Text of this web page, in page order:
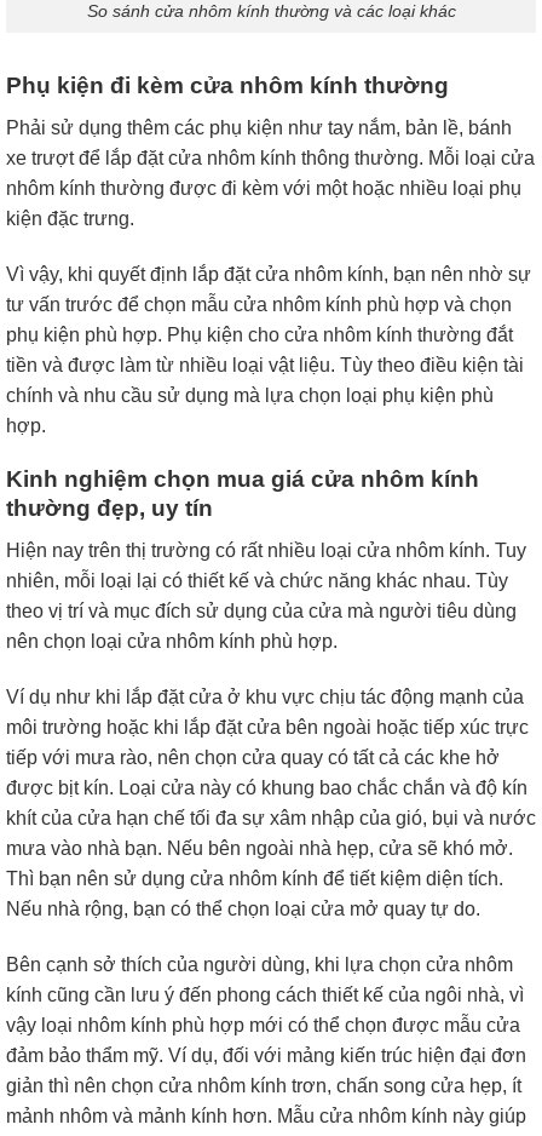
So sánh cửa nhôm kính thường và các loại khác
Phụ kiện đi kèm cửa nhôm kính thường
Phải sử dụng thêm các phụ kiện như tay nắm, bản lề, bánh
xe trượt để lắp đặt cửa nhôm kính thông thường. Mỗi loại cửa
nhôm kính thường được đi kèm với một hoặc nhiều loại phụ
kiện đặc trưng.
Vì vậy, khi quyết định lắp đặt cửa nhôm kính, bạn nên nhờ sự
tư vấn trước để chọn mẫu cửa nhôm kính phù hợp và chọn
phụ kiện phù hợp. Phụ kiện cho cửa nhôm kính thường đắt
tiền và được làm từ nhiều loại vật liệu. Tùy theo điều kiện tài
chính và nhu cầu sử dụng mà lựa chọn loại phụ kiện phù
hợp.
Kinh nghiệm chọn mua giá cửa nhôm kính
thường đẹp, uy tín
Hiện nay trên thị trường có rất nhiều loại cửa nhôm kính. Tuy
nhiên, mỗi loại lại có thiết kế và chức năng khác nhau. Tùy
theo vị trí và mục đích sử dụng của cửa mà người tiêu dùng
nên chọn loại cửa nhôm kính phù hợp.
Ví dụ như khi lắp đặt cửa ở khu vực chịu tác động mạnh của
môi trường hoặc khi lắp đặt cửa bên ngoài hoặc tiếp xúc trực
tiếp với mưa rào, nên chọn cửa quay có tất cả các khe hở
được bịt kín. Loại cửa này có khung bao chắc chắn và độ kín
khít của cửa hạn chế tối đa sự xâm nhập của gió, bụi và nước
mưa vào nhà bạn. Nếu bên ngoài nhà hẹp, cửa sẽ khó mở.
Thì bạn nên sử dụng cửa nhôm kính để tiết kiệm diện tích.
Nếu nhà rộng, bạn có thể chọn loại cửa mở quay tự do.
Bên cạnh sở thích của người dùng, khi lựa chọn cửa nhôm
kính cũng cần lưu ý đến phong cách thiết kế của ngôi nhà, vì
vậy loại nhôm kính phù hợp mới có thể chọn được mẫu cửa
đảm bảo thẩm mỹ. Ví dụ, đối với mảng kiến ​​trúc hiện đại đơn
giản thì nên chọn cửa nhôm kính trơn, chấn song cửa hẹp, ít
mảnh nhôm và mảnh kính hơn. Mẫu cửa nhôm kính này giúp